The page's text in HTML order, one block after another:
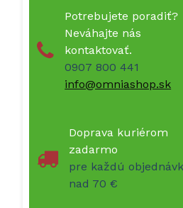
Potrebujete poradiť?
Neváhajte nás
kontaktovať.
0907 800 441
info@omniashop.sk
Doprava kuriérom
zadarmo
pre každú
nad 70 €